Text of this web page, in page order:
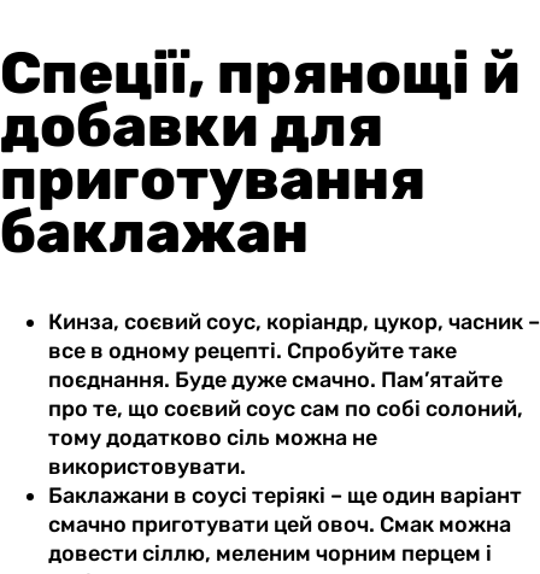
Спеції, прянощі й
добавки для
приготування
баклажан
Кинза, соєвий соус, коріандр, цукор, часник –
все в одному рецепті. Спробуйте таке
поєднання. Буде дуже смачно. Пам’ятайте
про те, що соєвий соус сам по собі солоний,
тому додатково сіль можна не
використовувати.
Баклажани в соусі теріякі – ще один варіант
смачно приготувати цей овоч. Смак можна
довести сіллю, меленим чорним перцем і